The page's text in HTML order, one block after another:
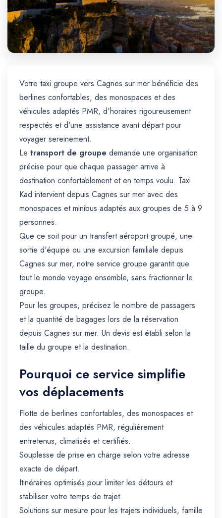
Votre taxi groupe vers Cagnes sur mer bénéficie des
berlines confortables, des monospaces et des
véhicules adaptés PMR, d'horaires rigoureusement
respectés et d'une assistance avant départ pour
voyager sereinement.
Le transport de groupe demande une organisation
précise pour que chaque passager arrive à
destination confortablement et en temps voulu. Taxi
Kad intervient depuis Cagnes sur mer avec des
monospaces et minibus adaptés aux groupes de 5 à 9
personnes.
Que ce soit pour un transfert aéroport groupé, une
sortie d'équipe ou une excursion familiale depuis
Cagnes sur mer, notre service groupe garantit que
tout le monde voyage ensemble, sans fractionner le
groupe.
Pour les groupes, précisez le nombre de passagers
et la quantité de bagages lors de la réservation
depuis Cagnes sur mer. Un devis est établi selon la
taille du groupe et la destination.
Pourquoi ce service simplifie
vos déplacements
Flotte de berlines confortables, des monospaces et
des véhicules adaptés PMR, régulièrement
entretenus, climatisés et certifiés.
Souplesse de prise en charge selon votre adresse
exacte de départ.
Itinéraires optimisés pour limiter les détours et
stabiliser votre temps de trajet.
Solutions sur mesure pour les trajets individuels, famille